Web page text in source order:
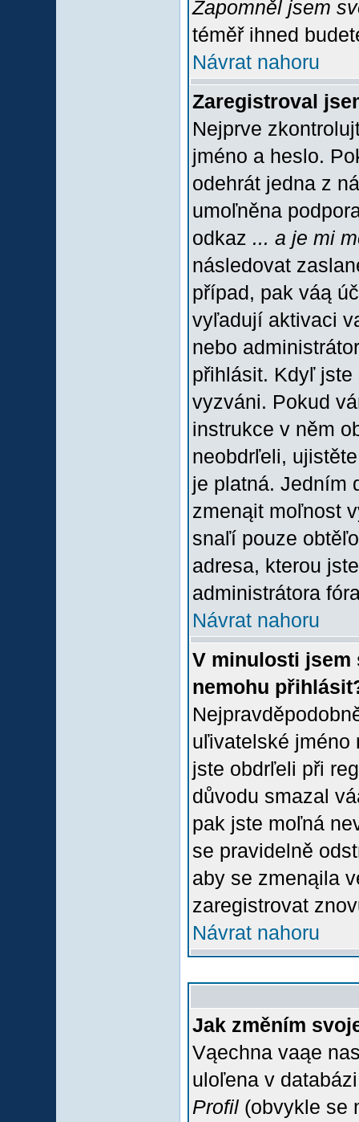
Zapomněl jsem
téměř ihned
Návrat nahoru
Zaregistroval
Nejprve
jméno a heslo.
odehrát jedna z
umoľněna
odkaz ... a je mi
následovat
případ, pak váą
vyľadují aktivaci
nebo
přihlásit. Kdyľ
vyzváni. Pokud
instrukce v něm
neobdrľeli,
je platná. Jedním
zmenąit moľnost
snaľí pouze
adresa, kterou
administrátora
Návrat nahoru
V minulosti jsem
nemohu
uľivatelské jméno
jste obdrľeli při
důvodu smazal
pak jste moľná
se pravidelně
aby se zmenąila
zaregistrovat
Návrat nahoru
Jak změním
Vąechna vaąe
uloľena v
Profil (obvykle se